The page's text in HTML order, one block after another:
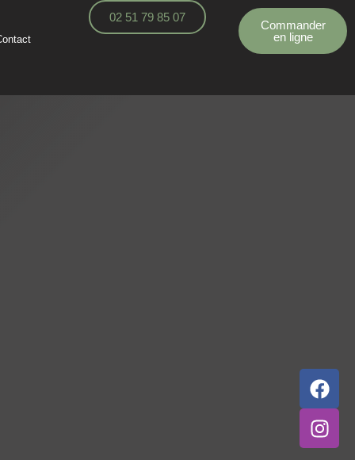
02 51 79 85 07
Commander
en ligne